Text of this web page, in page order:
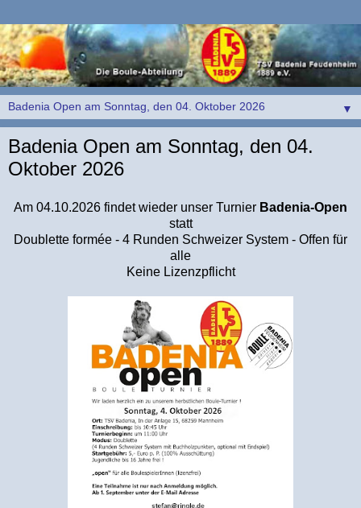
▼
Badenia Open am Sonntag, den 04.
Oktober 2026
Am 04.10.2026 findet wieder unser Turnier Badenia-Open
statt
Doublette formée - 4 Runden Schweizer System - Offen für
alle
Keine Lizenzpflicht